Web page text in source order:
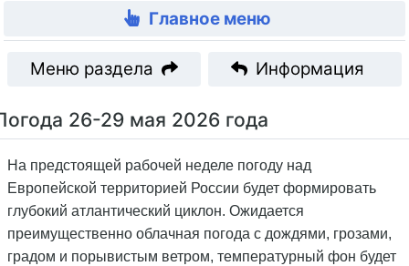
Главное меню
Меню раздела Информация
26-29 мая 2026 года
На предстоящей рабочей неделе погоду над
Европейской территорией России будет формировать
глубокий атлантический циклон. Ожидается
преимущественно облачная погода с дождями, грозами,
градом и порывистым ветром, температурный фон будет